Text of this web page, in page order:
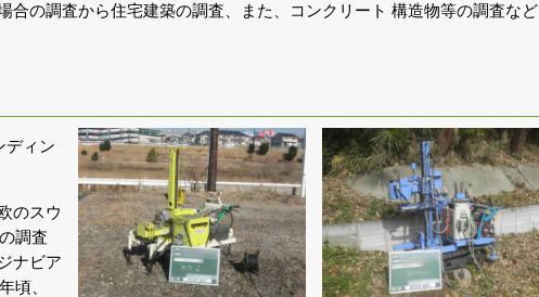
合の調査から住宅建築の調査、また、コンクリート 構造物等の調査など
ディン
のスウ
調査
ナビア
頃、